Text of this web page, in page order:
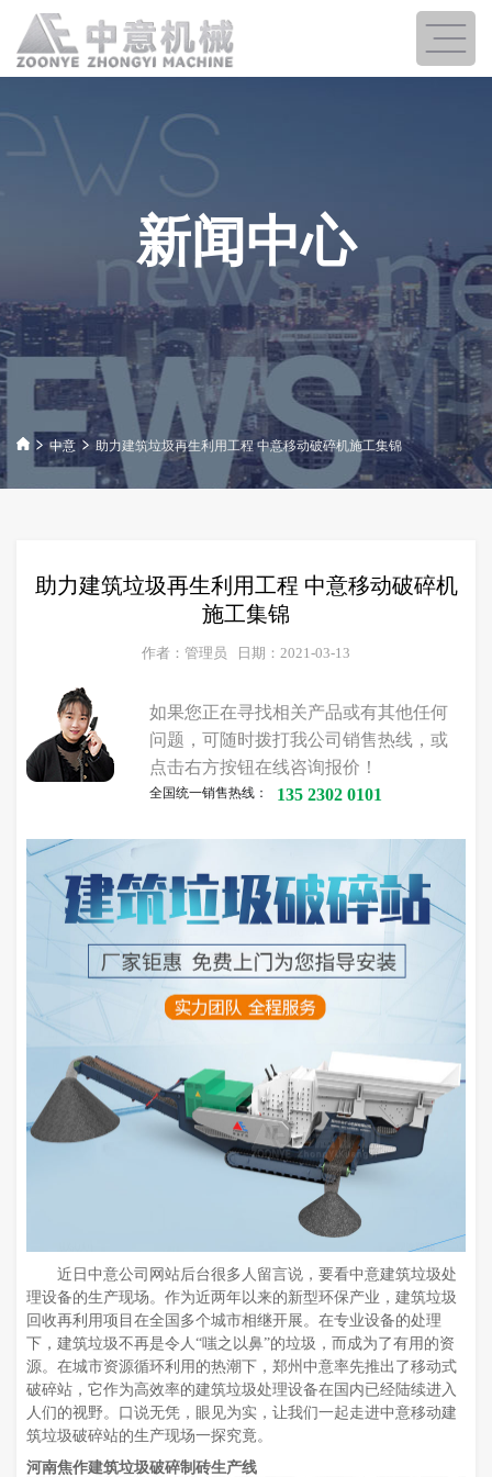
新闻中心
中意 助力建筑垃圾再生利用工程 中意移动破碎机施工集锦
助力建筑垃圾再生利用工程 中意移动破碎机
施工集锦
作者：管理员 日期：2021-03-13
如果您正在寻找相关产品或有其他任何
问题，可随时拨打我公司销售热线，或
点击右方按钮在线咨询报价！
全国统一销售热线： 135 2302 0101
近日中意公司网站后台很多人留言说，要看中意建筑垃圾处
理设备的生产现场。作为近两年以来的新型环保产业，建筑垃圾
回收再利用项目在全国多个城市相继开展。在专业设备的处理
下，建筑垃圾不再是令人“嗤之以鼻”的垃圾，而成为了有用的资
源。在城市资源循环利用的热潮下，郑州中意率先推出了移动式
破碎站，它作为高效率的建筑垃圾处理设备在国内已经陆续进入
人们的视野。口说无凭，眼见为实，让我们一起走进中意移动建
筑垃圾破碎站的生产现场一探究竟。
河南焦作建筑垃圾破碎制砖生产线